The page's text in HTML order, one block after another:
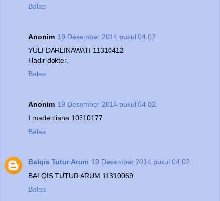
Balas
Anonim 19 Desember 2014 pukul 04.02
YULI DARLINAWATI 11310412
Hadir dokter,
Balas
Anonim 19 Desember 2014 pukul 04.02
I made diana 10310177
Balas
Balqis Tutur Arum 19 Desember 2014 pukul 04.02
BALQIS TUTUR ARUM 11310069
Balas